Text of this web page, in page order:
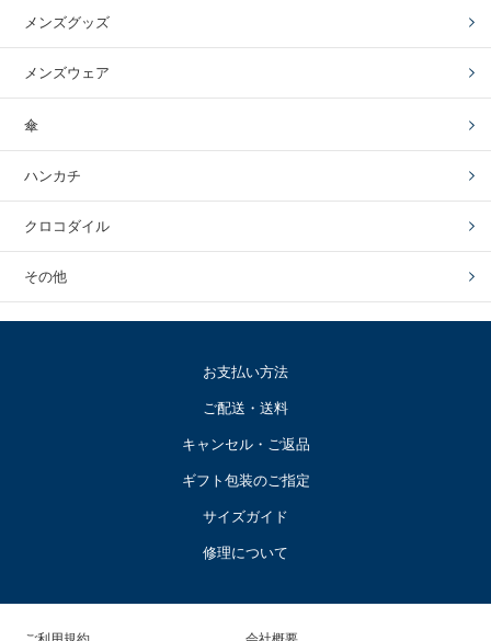
メンズグッズ
メンズウェア
傘
ハンカチ
クロコダイル
その他
お支払い方法
ご配送・送料
キャンセル・ご返品
ギフト包装のご指定
サイズガイド
修理について